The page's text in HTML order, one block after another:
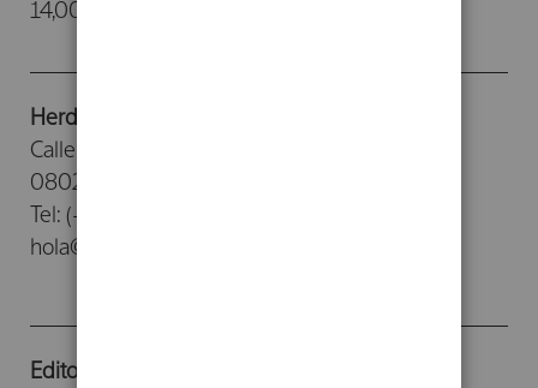
14,00 €
Herder Editorial
Calle Provenza, 388
08025 - Barcelona
Tel: (+34) 93 476 26 26
hola@herdereditorial.com
Editorial